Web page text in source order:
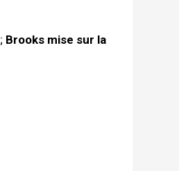
; Brooks mise sur la